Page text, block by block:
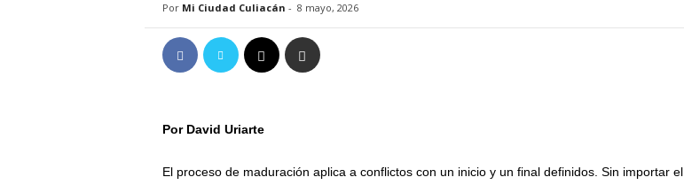
Por Mi Ciudad Culiacán - 8 mayo, 2026
Por David Uriarte
El proceso de maduración aplica a conflictos con un inicio y un final definidos. Sin importar el